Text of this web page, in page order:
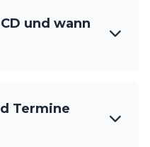
und wann
Termine